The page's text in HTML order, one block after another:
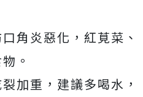
角炎惡化，紅莧菜、
。
加重，建議多喝水，